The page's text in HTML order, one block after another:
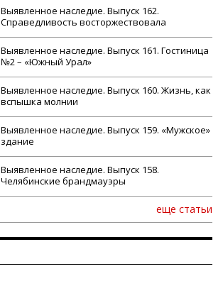
Выявленное наследие. Выпуск 162.
Справедливость восторжествовала
Выявленное наследие. Выпуск 161. Гостиница
№2 – «Южный Урал»
Выявленное наследие. Выпуск 160. Жизнь, как
вспышка молнии
Выявленное наследие. Выпуск 159. «Мужское»
здание
Выявленное наследие. Выпуск 158.
Челябинские брандмауэры
еще статьи